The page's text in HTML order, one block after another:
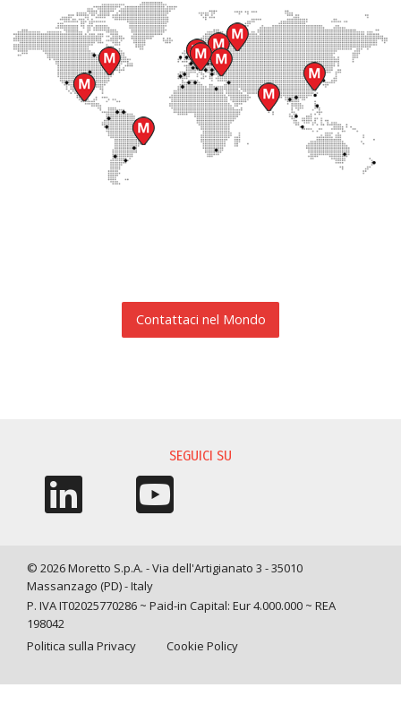
Contattaci nel Mondo
SEGUICI SU
© 2026 Moretto S.p.A. - Via dell'Artigianato 3 - 35010
Massanzago (PD) - Italy
P. IVA IT02025770286 ~ Paid-in Capital: Eur 4.000.000 ~ REA
198042
Politica sulla Privacy
Cookie Policy